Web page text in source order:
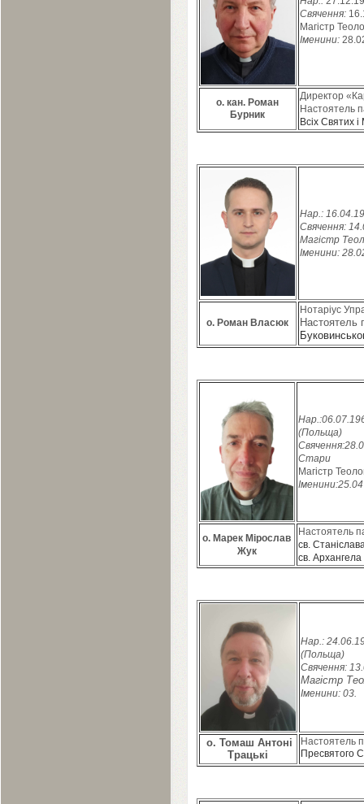
Свячення: 16.
Магістр
Іменини: 28.
о. кан. Роман
Бурник
Директор
Настоятель
Всіх Святих
Нар.: 16.04.
Свячення: 14.
Магістр
Іменини: 28.
о. Роман Власюк
Нотаріус
Настоятель
Нар.:06.07.
(Польща)
Свячення:28.
Стари
Магістр
Іменини:25.04
о. Марек Мірослав
Жук
Настоятель
св.
св.
Нар.: 24.06.
(Польща)
Свячення: 13.
Магістр
Іменини: 03.
о. Томаш Антоні
Трацькі
Настоятель
Пресвятого